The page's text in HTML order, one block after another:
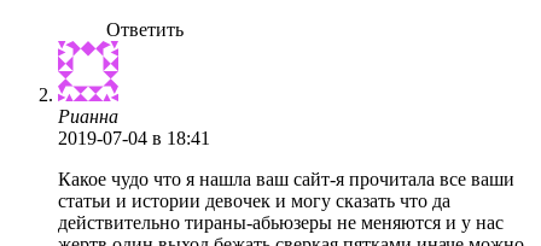
Ответить
Рианна
2019-07-04 в 18:41
Какое чудо что я нашла ваш сайт-я прочитала все ваши
статьи и истории девочек и могу сказать что да
действительно тираны-абьюзеры не меняются и у нас